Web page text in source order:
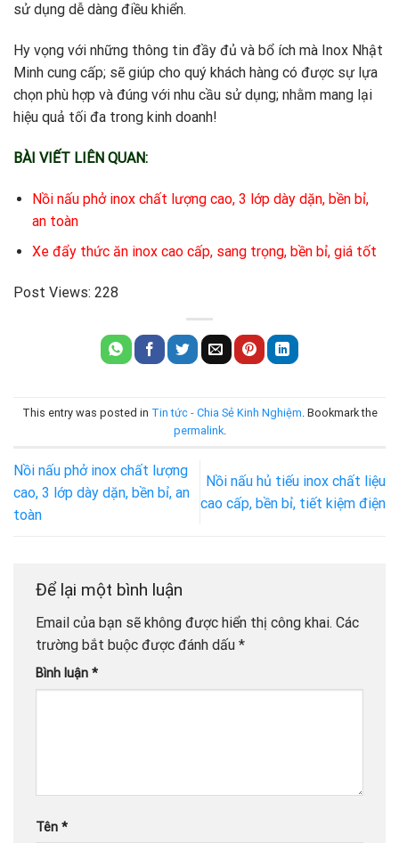
sử dụng dễ dàng điều khiển.
Hy vọng với những thông tin đầy đủ và bổ ích mà Inox Nhật
Minh cung cấp; sẽ giúp cho quý khách hàng có được sự lựa
chọn phù hợp và đúng với nhu cầu sử dụng; nhằm mang lại
hiệu quả tối đa trong kinh doanh!
BÀI VIẾT LIÊN QUAN:
Nồi nấu phở inox chất lượng cao, 3 lớp dày dặn, bền bỉ,
an toàn
Xe đẩy thức ăn inox cao cấp, sang trọng, bền bỉ, giá tốt
Post Views: 228
This entry was posted in Tin tức - Chia Sẻ Kinh Nghiệm . Bookmark the
permalink.
Nồi nấu phở inox chất lượng
cao, 3 lớp dày dặn, bền bỉ, an
toàn
Nồi nấu hủ tiếu inox chất liệu
cao cấp, bền bỉ, tiết kiệm điện
Để lại một bình luận
Email của bạn sẽ không được hiển thị công khai. Các
trường bắt buộc được đánh dấu *
Bình luận *
Tên *